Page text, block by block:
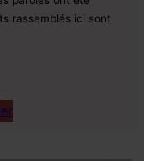
rassemblés ici sont